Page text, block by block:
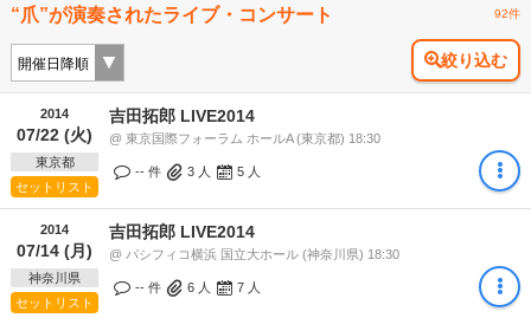
“爪”が演奏されたライブ・コンサート 92件
絞り込む
2014
07/22 (火)
東京都
セットリスト
吉田拓郎 LIVE2014
@ 東京国際フォーラム ホールA (東京都) 18:30
-- 件 3 人 5 人
2014
07/14 (月)
神奈川県
セットリスト
吉田拓郎 LIVE2014
@ パシフィコ横浜 国立大ホール (神奈川県) 18:30
-- 件 6 人 7 人